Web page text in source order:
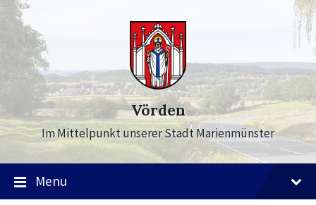
Skip
to
content
Skip
to
main
navigation
Skip
to
footer
Vörden
Im Mittelpunkt unserer Stadt Marienmünster
Menu